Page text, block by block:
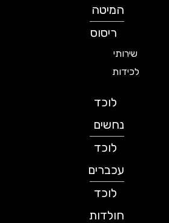
המיטה
ריסוס
שירותי
לכידות
לוכד
נחשים
לוכד
עכברים
לוכד
חולדות